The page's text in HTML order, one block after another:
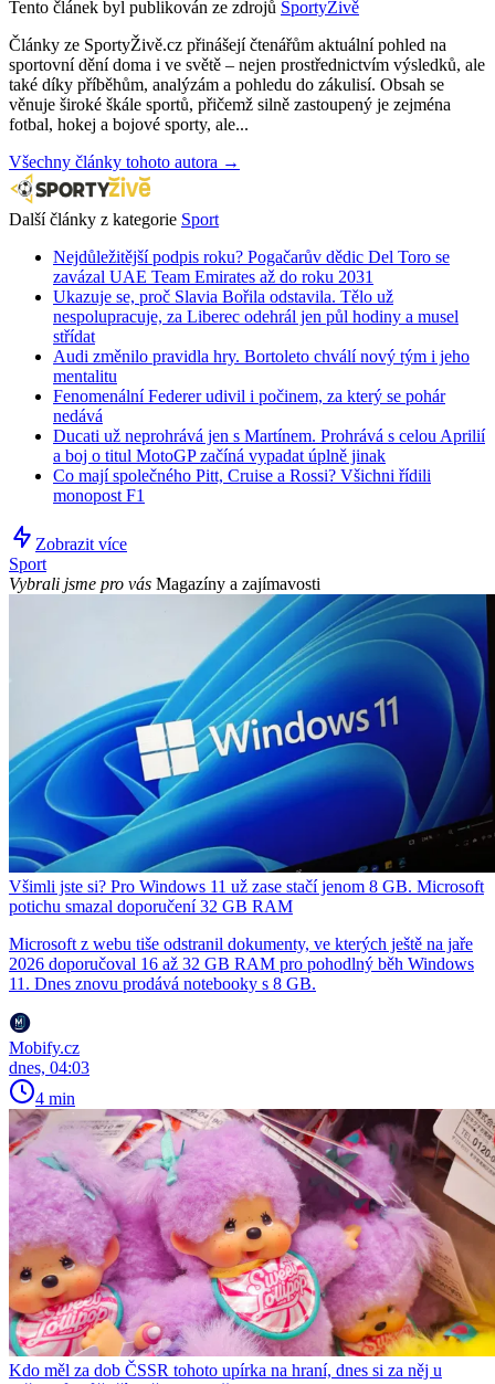
Tento článek byl publikován ze zdrojů SportyŽivě
Články ze SportyŽivě.cz přinášejí čtenářům aktuální pohled na
sportovní dění doma i ve světě – nejen prostřednictvím výsledků, ale
také díky příběhům, analýzám a pohledu do zákulisí. Obsah se
věnuje široké škále sportů, přičemž silně zastoupený je zejména
fotbal, hokej a bojové sporty, ale...
Všechny články tohoto autora →
Další články z kategorie Sport
Nejdůležitější podpis roku? Pogačarův dědic Del Toro se
zavázal UAE Team Emirates až do roku 2031
Ukazuje se, proč Slavia Bořila odstavila. Tělo už
nespolupracuje, za Liberec odehrál jen půl hodiny a musel
střídat
Audi změnilo pravidla hry. Bortoleto chválí nový tým i jeho
mentalitu
Fenomenální Federer udivil i počinem, za který se pohár
nedává
Ducati už neprohrává jen s Martínem. Prohrává s celou Aprilií
a boj o titul MotoGP začíná vypadat úplně jinak
Co mají společného Pitt, Cruise a Rossi? Všichni řídili
monopost F1
Zobrazit více
Sport
Vybrali jsme pro vás Magazíny a zajímavosti
Všimli jste si? Pro Windows 11 už zase stačí jenom 8 GB. Microsoft
potichu smazal doporučení 32 GB RAM
Microsoft z webu tiše odstranil dokumenty, ve kterých ještě na jaře
2026 doporučoval 16 až 32 GB RAM pro pohodlný běh Windows
11. Dnes znovu prodává notebooky s 8 GB.
Mobify.cz
dnes, 04:03
4 min
Kdo měl za dob ČSSR tohoto upírka na hraní, dnes si za něj u